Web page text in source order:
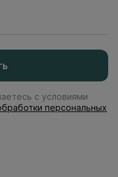
с условиями
персональных